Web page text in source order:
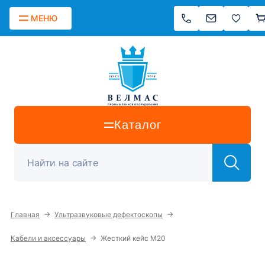
МЕНЮ
Каталог
Главная → Ультразвуковые дефектоскопы →
Кабели и аксессуары → Жесткий кейс М20